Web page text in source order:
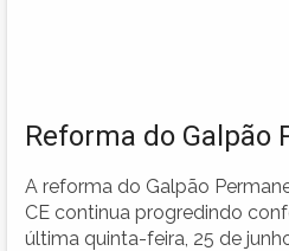
Reforma do Galpão
A reforma do Galpão
CE continua progredindo
última quinta-feira, 25 de